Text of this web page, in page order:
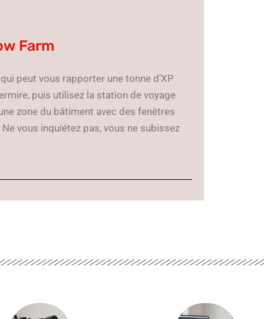
Farm
peut vous rapporter une tonne d’XP
puis utilisez la station de voyage
zone du bâtiment avec des fenêtres
vous inquiétez pas, vous ne subissez